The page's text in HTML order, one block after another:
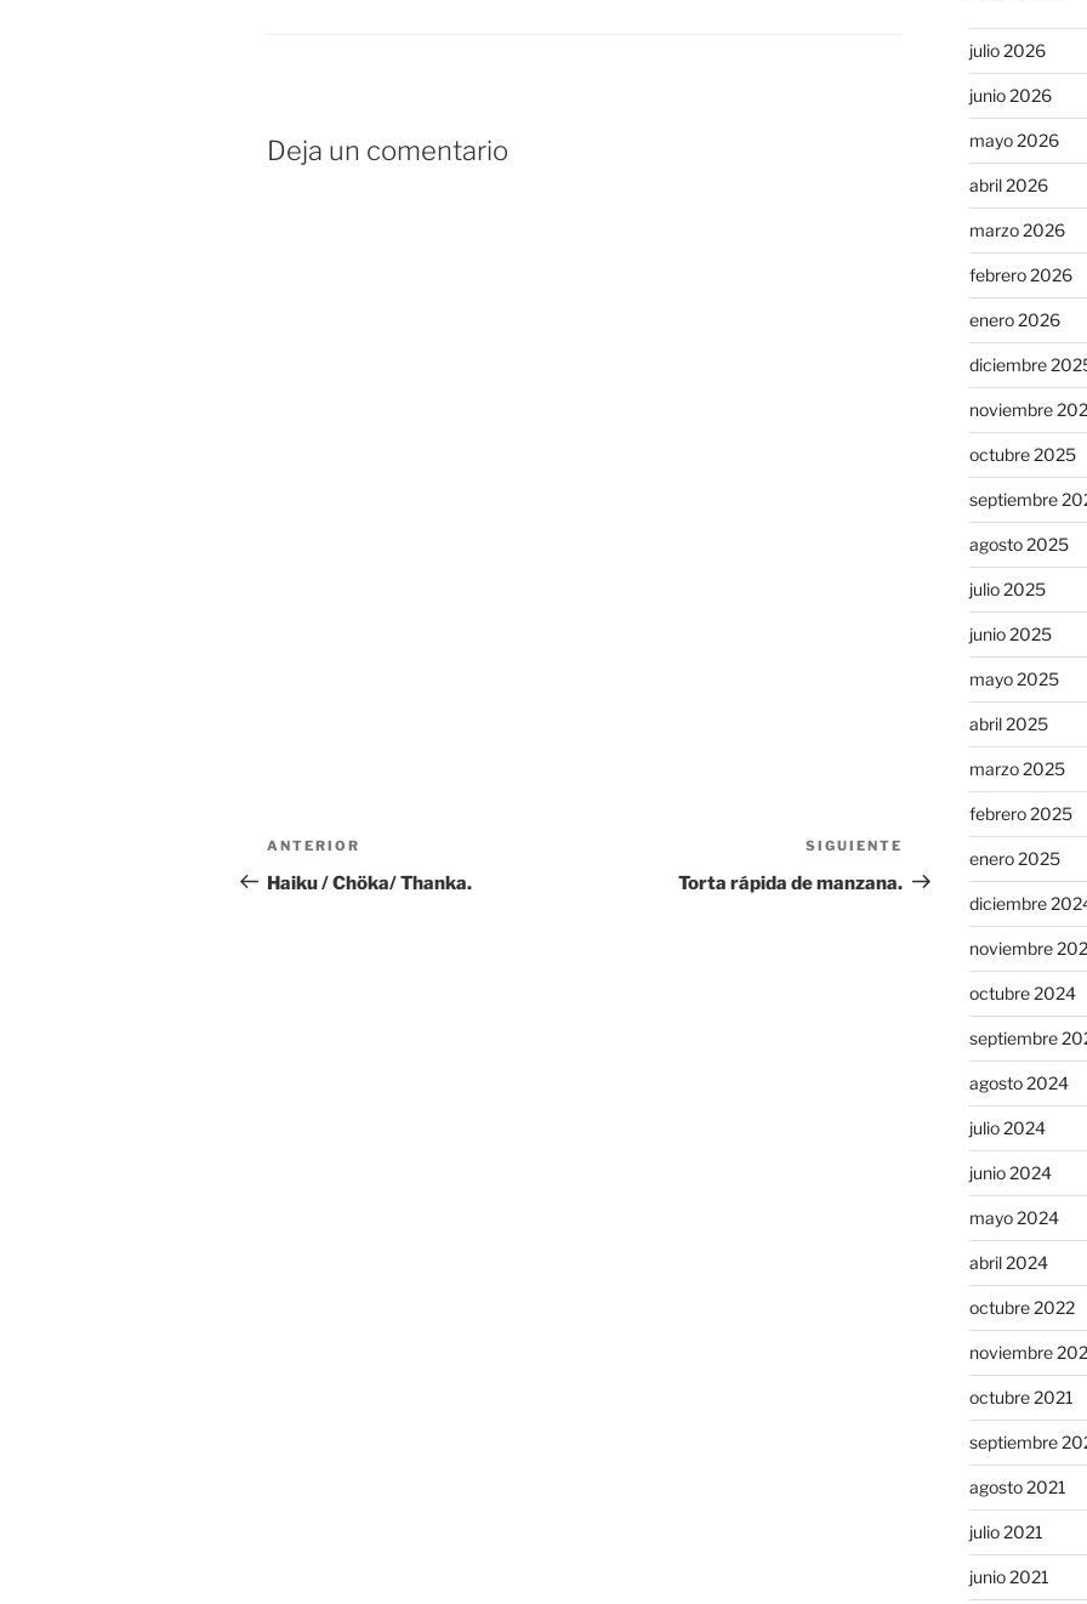
Deja un comentario
Navegación
de
Entrada
anterior:
ANTERIOR
Haiku / Chöka/ Thanka.
entrada
SIGUIENTE
Torta rápida de manzana.
julio 2026
junio 2026
mayo 2026
abril 2026
marzo 2026
febrero 2026
enero 2026
diciembre
noviembre
octubre 2025
septiembre
agosto 2025
julio 2025
junio 2025
mayo 2025
abril 2025
marzo 2025
febrero 2025
enero 2025
diciembre
noviembre
octubre 2024
septiembre
agosto 2024
julio 2024
junio 2024
mayo 2024
abril 2024
octubre 2022
noviembre
octubre 2021
septiembre
agosto 2021
julio 2021
junio 2021